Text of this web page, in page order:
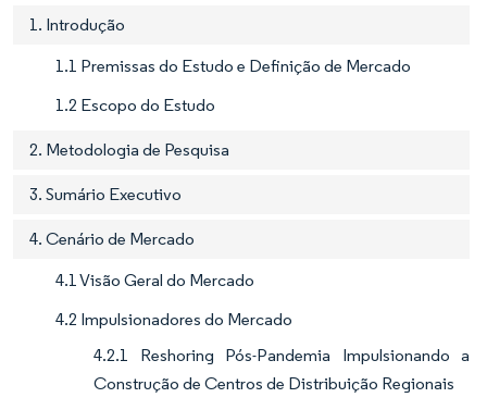
1. Introdução
1.1 Premissas do Estudo e Definição de Mercado
1.2 Escopo do Estudo
2. Metodologia de Pesquisa
3. Sumário Executivo
4. Cenário de Mercado
4.1 Visão Geral do Mercado
4.2 Impulsionadores do Mercado
4.2.1 Reshoring Pós-Pandemia Impulsionando a
Construção de Centros de Distribuição Regionais